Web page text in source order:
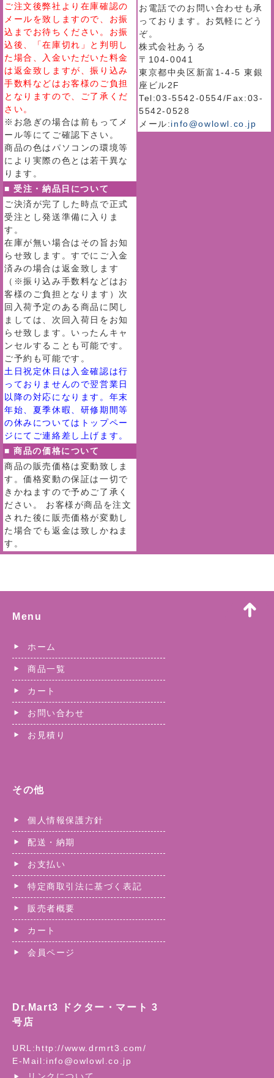
ご注文後弊社より在庫確認の
メールを致しますので、お振
込までお待ちください。お振
込後、「在庫切れ」と判明し
た場合、入金いただいた料金
は返金致しますが、振り込み
手数料などはお客様のご負担
となりますので、ご了承くだ
さい。
※お急ぎの場合は前もってメ
ール等にてご確認下さい。
商品の色はパソコンの環境等
により実際の色とは若干異な
ります。
■ 受注・納品日について
ご決済が完了した時点で正式
受注とし発送準備に入りま
す。
在庫が無い場合はその旨お知
らせ致します。すでにご入金
済みの場合は返金致します
（※振り込み手数料などはお
客様のご負担となります）次
回入荷予定のある商品に関し
ましては、次回入荷日をお知
らせ致します。いったんキャ
ンセルすることも可能です。
ご予約も可能です。
土日祝定休日は入金確認は行
っておりませんので翌営業日
以降の対応になります。年末
年始、夏季休暇、研修期間等
の休みについてはトップペー
ジにてご連絡差し上げます。
■ 商品の価格について
商品の販売価格は変動致しま
す。価格変動の保証は一切で
きかねますので予めご了承く
ださい。 お客様が商品を注文
された後に販売価格が変動し
た場合でも返金は致しかねま
す。
お電話でのお問い合わせも承
っております。お気軽にどう
ぞ。
株式会社あうる
〒104-0041
東京都中央区新富1-4-5 東銀
座ビル2F
Tel:03-5542-0554/Fax:03-
5542-0528
メール:info@owlowl.co.jp
Menu
ホーム
商品一覧
カート
お問い合わせ
お見積り
その他
個人情報保護方針
配送・納期
お支払い
特定商取引法に基づく表記
販売者概要
カート
会員ページ
Dr.Mart3 ドクター・マート 3
号店
URL:http://www.drmrt3.com/
E-Mail:info@owlowl.co.jp